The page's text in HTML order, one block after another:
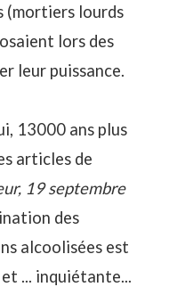
(mortiers lourds
lors des
leur puissance.
13000 ans plus
articles de
19 septembre
des
alcoolisées est
... inquiétante...